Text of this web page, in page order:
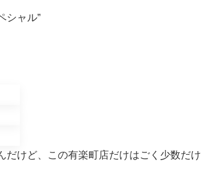
シャル”
だけど、この有楽町店だけはごく少数だけ